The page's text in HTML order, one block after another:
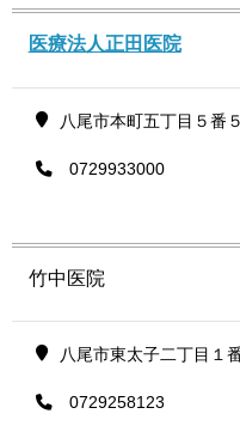
医療法人正田医院
八尾市本町五丁目５番
0729933000
竹中医院
八尾市東太子二丁目１
0729258123